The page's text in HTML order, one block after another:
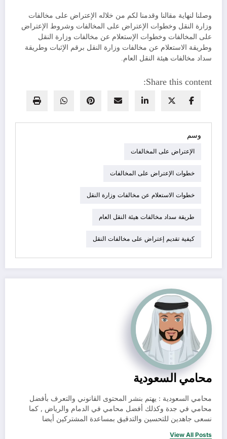
وصلنا لنهاية مقالنا وقدمنا لكم من خلاله الإعتراض على مخالفات
وزارة النقل وخطوات الإعتراض على المخالفات وشروط الإعتراض
على المخالفات وخطوات الإستعلام عن مخالفات وزارة النقل
وطريقة الاستعلام عن مخالفات وزارة النقل برقم الإثبات وطريقة
سداد مخالفات هيئة النقل العام.
Share this content:
وسم
الإعتراض على المخالفات
خطوات الإعتراض على المخالفات
خطوات الاستعلام عن مخالفات وزارة النقل
طريقة سداد مخالفات هيئة النقل العام
كيفية تقديم إعتراض على مخالفات النقل
محامي السعودية
محامي السعودية : يهتم بنشر المحتوى القانوني والتعرف بأفضل
محامي في جدة وكذلك أفضل محامي في الدمام والرياض , كما
نسعى جاهدين للتحسين والتدقيق بمساعدة المشتركين أيضا
View All Posts